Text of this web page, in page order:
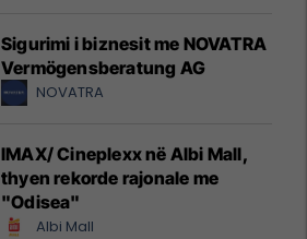
Sigurimi i biznesit me NOVATRA
Vermögensberatung AG
NOVATRA
IMAX/ Cineplexx në Albi Mall,
thyen rekorde rajonale me
"Odisea"
Albi Mall